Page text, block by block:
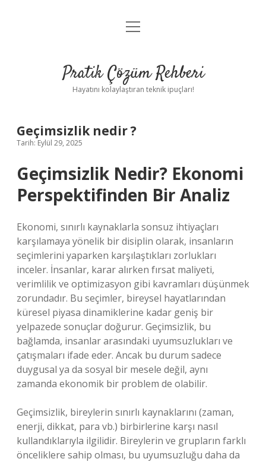
Anasayfa
Yasal Uyarı
menüyü
Pratik Çözüm Rehberi
Hayatını kolaylaştıran teknik ipuçları!
Geçimsizlik nedir ?
Tarih: Eylül 29, 2025
Geçimsizlik Nedir? Ekonomi
Perspektifinden Bir Analiz
Ekonomi, sınırlı kaynaklarla sonsuz ihtiyaçları
karşılamaya yönelik bir disiplin olarak, insanların
seçimlerini yaparken karşılaştıkları zorlukları
inceler. İnsanlar, karar alırken fırsat maliyeti,
verimlilik ve optimizasyon gibi kavramları düşünmek
zorundadır. Bu seçimler, bireysel hayatlarından
küresel piyasa dinamiklerine kadar geniş bir
yelpazede sonuçlar doğurur. Geçimsizlik, bu
bağlamda, insanlar arasındaki uyumsuzlukları ve
çatışmaları ifade eder. Ancak bu durum sadece
duygusal ya da sosyal bir mesele değil, aynı
zamanda ekonomik bir problem de olabilir.
Geçimsizlik, bireylerin sınırlı kaynaklarını (zaman,
enerji, dikkat, para vb.) birbirlerine karşı nasıl
kullandıklarıyla ilgilidir. Bireylerin ve grupların farklı
önceliklere sahip olması, bu uyumsuzluğu daha da